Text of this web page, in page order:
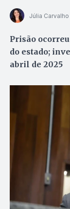
Júlia Carvalho
Prisão
do estado;
abril de 2025